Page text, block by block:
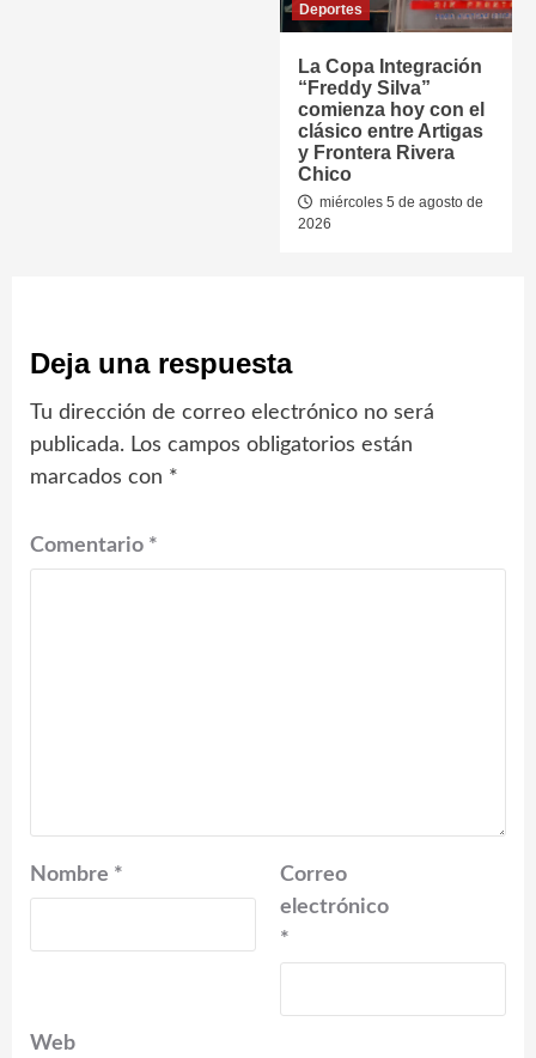
Deportes
La Copa Integración
“Freddy Silva”
comienza hoy con el
clásico entre Artigas
y Frontera Rivera
Chico
miércoles 5 de agosto de
2026
Deja una respuesta
Tu dirección de correo electrónico no será
publicada. Los campos obligatorios están
marcados con *
Comentario *
Nombre *
Correo
electrónico
*
Web